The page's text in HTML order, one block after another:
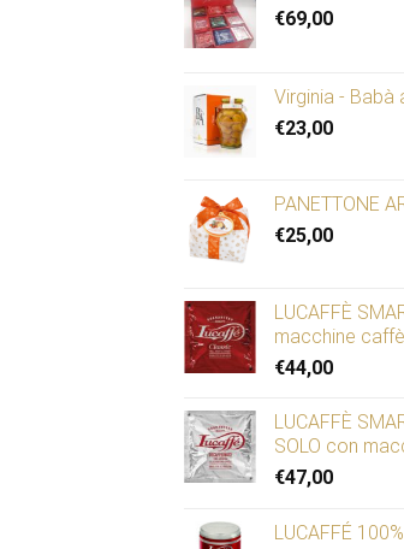
€69,00
Virginia - Babà
€23,00
PANETTONE
€25,00
LUCAFFÈ
macchine
€44,00
LUCAFFÈ
SOLO con
€47,00
LUCAFFÉ